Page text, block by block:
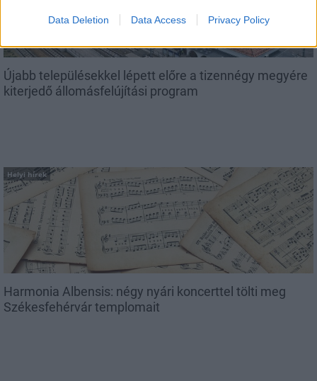
Data Deletion Data Access Privacy Policy
Újabb településekkel lépett előre a tizennégy megyére
kiterjedő állomásfelújítási program
Helyi hírek
Harmonia Albensis: négy nyári koncerttel tölti meg
Székesfehérvár templomait